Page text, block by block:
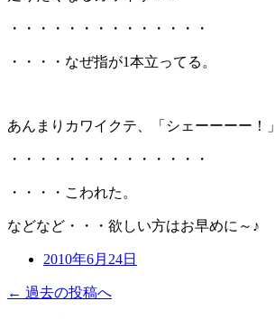
・・・・・・・・・・・・・・
・・・・なぜ指が1本立ってる。
あんまりカワイクテ、「シェーーーー！」
・・・・・・・・・・・・・・
・・・・こわれた。
などなど・・・欲しい方はお早めに～♪
2010年6月24日
← 過去の投稿へ